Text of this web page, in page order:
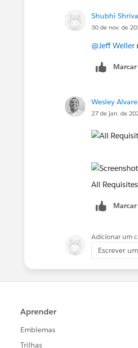
Shubhi
30 de nov. de
@Jeff Weller
Wesley
27 de jan. de
All
Adicionar um
Escrever